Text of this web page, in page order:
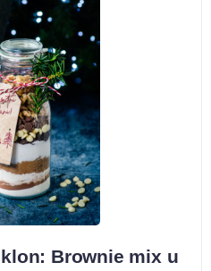
Brownie mix u